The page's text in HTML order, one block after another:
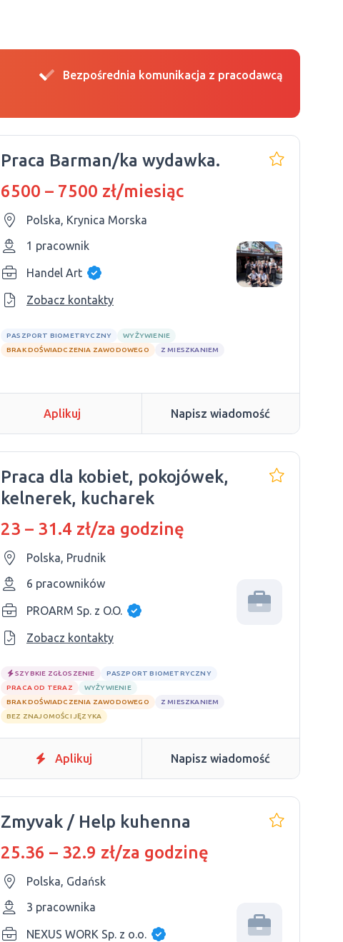
Bezpośrednia komunikacja z pracodawcą
Praca Barman/ka wydawka.
6500 – 7500 zł/miesiąc
Polska, Krynica Morska
1 pracownik
Handel Art
Zobacz kontakty
PASZPORT BIOMETRYCZNY
WYŻYWIENIE
BRAK DOŚWIADCZENIA ZAWODOWEGO
Z MIESZKANIEM
Aplikuj Napisz wiadomość
Praca dla kobiet, pokojówek,
kelnerek, kucharek
23 – 31.4 zł/za godzinę
Polska, Prudnik
6 pracowników
PROARM Sp. z O.O.
Zobacz kontakty
SZYBKIE ZGŁOSZENIE
PASZPORT BIOMETRYCZNY
PRACA OD TERAZ
WYŻYWIENIE
BRAK DOŚWIADCZENIA ZAWODOWEGO
Z MIESZKANIEM
BEZ ZNAJOMOŚCI JĘZYKA
Aplikuj Napisz wiadomość
Zmyvak / Help kuhenna
25.36 – 32.9 zł/za godzinę
Polska, Gdańsk
3 pracownika
NEXUS WORK Sp. z o.o.